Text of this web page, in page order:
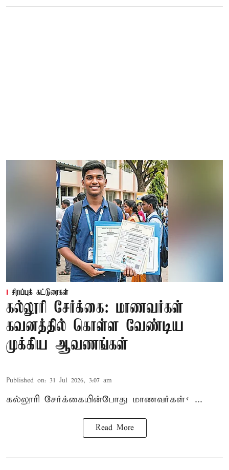
சிறப்புக் கட்டுரைகள்
கல்லூரி சேர்க்கை: மாணவர்கள்
கவனத்தில் கொள்ள வேண்டிய
முக்கிய ஆவணங்கள்
Published on: 31 Jul 2026, 3:07 am
கல்லூரி சேர்க்கையின்போது மாணவர்கள்< ...
Read More